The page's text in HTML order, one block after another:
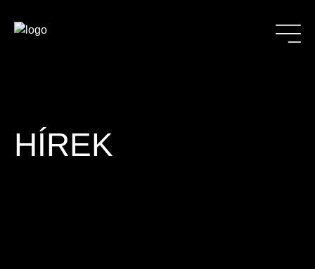
HÍREK